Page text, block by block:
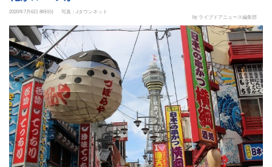
2020年7月6日 8時0分
写真：Jタウンネット
by ライブドアニュース編集部